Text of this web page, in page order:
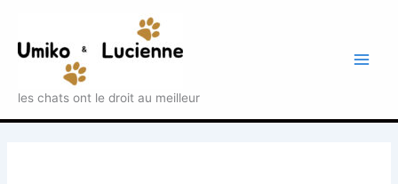
contenu
les chats ont le droit au meilleur